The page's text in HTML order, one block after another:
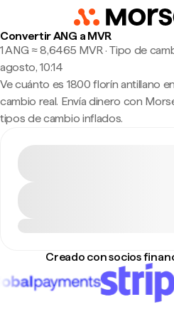
Convertir ANG a MVR
1 ANG ≈ 8,6465 MVR · Tipo de
agosto, 10:14
Ve cuánto es 1800 florín antillano
cambio real. Envía dinero con
tipos de cambio inflados.
Creado con socios